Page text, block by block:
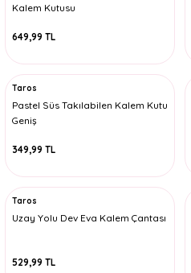
Kalem Kutusu
649,99 TL
Taros
Pastel Süs Takılabilen Kalem Kutu
Geniş
349,99 TL
Taros
Uzay Yolu Dev Eva Kalem Çantası
529,99 TL